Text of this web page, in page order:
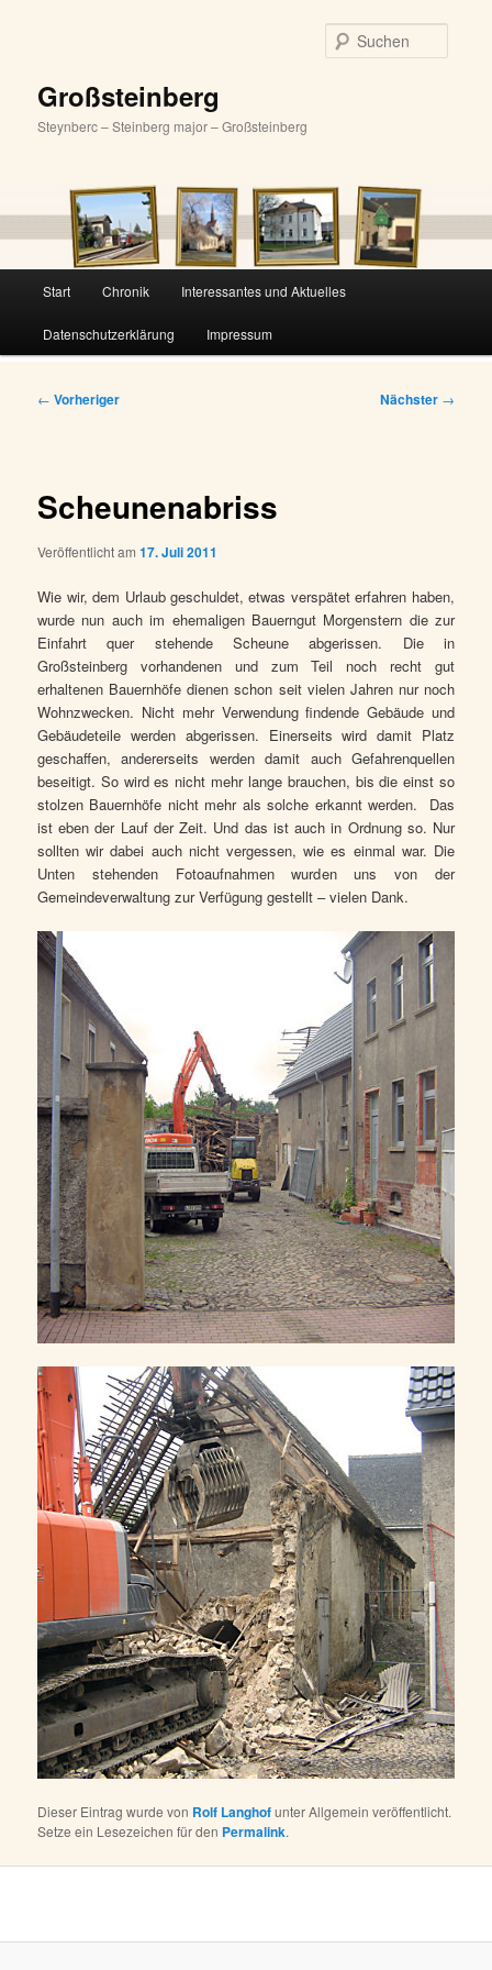
Großsteinberg
Steynberc – Steinberg major – Großsteinberg
Start Chronik Interessantes und Aktuelles
Datenschutzerklärung Impressum
Beitragsnavigation
← Vorheriger Nächster →
Scheunenabriss
Veröffentlicht am17. Juli 2011
Wie wir, dem Urlaub geschuldet, etwas verspätet erfahren haben,
wurde nun auch im ehemaligen Bauerngut Morgenstern die zur
Einfahrt quer stehende Scheune abgerissen. Die in
Großsteinberg vorhandenen und zum Teil noch recht gut
erhaltenen Bauernhöfe dienen schon seit vielen Jahren nur noch
Wohnzwecken. Nicht mehr Verwendung findende Gebäude und
Gebäudeteile werden abgerissen. Einerseits wird damit Platz
geschaffen, andererseits werden damit auch Gefahrenquellen
beseitigt. So wird es nicht mehr lange brauchen, bis die einst so
stolzen Bauernhöfe nicht mehr als solche erkannt werden. Das
ist eben der Lauf der Zeit. Und das ist auch in Ordnung so. Nur
sollten wir dabei auch nicht vergessen, wie es einmal war. Die
Unten stehenden Fotoaufnahmen wurden uns von der
Gemeindeverwaltung zur Verfügung gestellt – vielen Dank.
Dieser Eintrag wurde von Rolf Langhofunter Allgemein veröffentlicht.
Setze ein Lesezeichen für den Permalink.